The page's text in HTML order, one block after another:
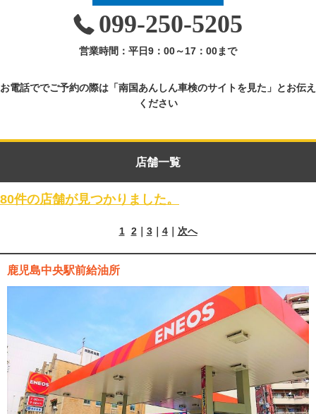
099-250-5205
営業時間：平日9：00～17：00まで
お電話ででご予約の際は「南国あんしん車検のサイトを見た」とお伝え
ください
店舗一覧
80件の店舗が見つかりました。
1 2 3 4 次へ
鹿児島中央駅前給油所